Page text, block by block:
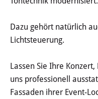
Dazu gehört natürlich
Lichtsteuerung.
Lassen Sie Ihre
uns professionell
Fassaden ihrer Event-
Kinder- und
Danke für die
Pressecenter